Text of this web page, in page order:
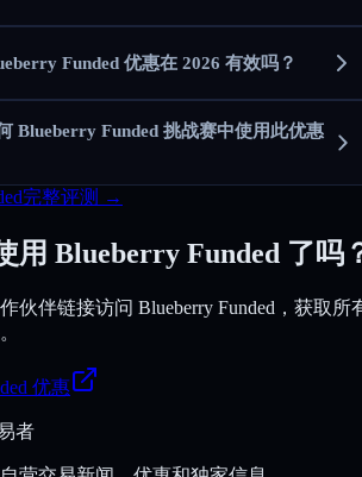
Funded 优惠在 2026 有效吗？
Blueberry Funded 挑战赛中使用此优惠
完整评测 →
用 Blueberry Funded 了吗
伙伴链接访问 Blueberry Funded，获取所
优惠
者